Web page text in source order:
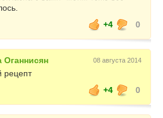
+4
0
Оганнисян 08 августа 2014
рецепт
+4
0